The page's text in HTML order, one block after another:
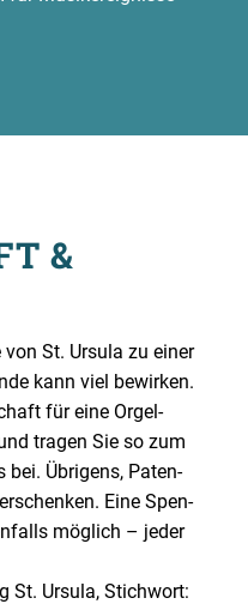
&
St. Ursu­la zu einer
kann viel bewir­ken.
für eine Orgel­
tra­gen Sie so zum
bei. Übri­gens, Paten­
Eine Spen­
mög­lich – jeder
St. Ursu­la, Stich­wort: